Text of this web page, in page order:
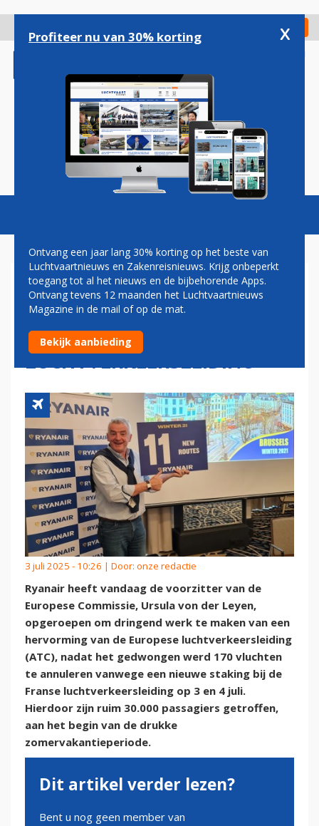
gaan
Check in
Magazine Podcasts Vacatures
RYANAIR SMEEKT VON DER
LEYEN OM HERVORMING
EUROPESE
LUCHTVERKEERSLEIDING
3 juli 2025 - 10:26 | Door: onze redactie
Ryanair heeft vandaag de voorzitter van de
Europese Commissie, Ursula von der Leyen,
opgeroepen om dringend werk te maken van een
hervorming van de Europese luchtverkeersleiding
(ATC), nadat het gedwongen werd 170 vluchten
te annuleren vanwege een nieuwe staking bij de
Franse luchtverkeersleiding op 3 en 4 juli.
Hierdoor zijn ruim 30.000 passagiers getroffen,
aan het begin van de drukke
zomervakantieperiode.
Dit artikel verder lezen?
Bent u nog geen member van
Profiteer nu van 30% korting x
Ontvang een jaar lang 30% korting op het beste van
Luchtvaartnieuws en Zakenreisnieuws. Krijg onbeperkt
toegang tot al het nieuws en de bijbehorende Apps.
Ontvang tevens 12 maanden het Luchtvaartnieuws
Magazine in de mail of op de mat.
Bekijk aanbieding